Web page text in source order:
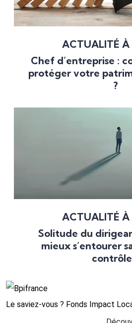
ACTUALITÉ À
Chef d’entreprise :
protéger votre
?
ACTUALITÉ À
Solitude du
mieux s’entourer
Le saviez-vous ? Fonds Impact